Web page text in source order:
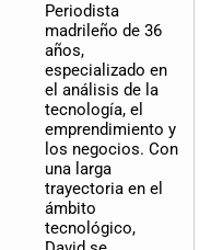
Periodista
madrileño de 36
años,
especializado en
el análisis de la
tecnología, el
emprendimiento y
los negocios. Con
una larga
trayectoria en el
ámbito
tecnológico,